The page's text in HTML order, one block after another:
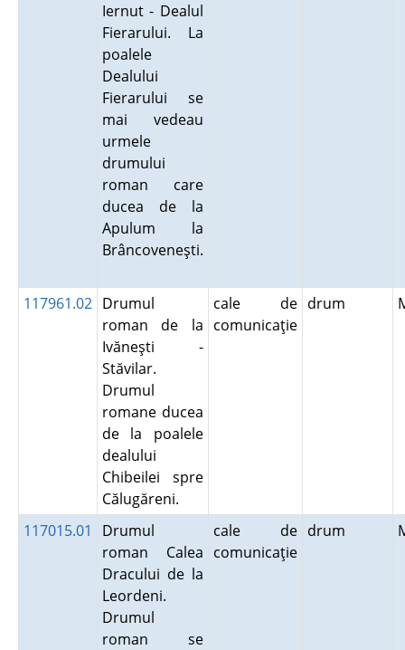
Iernut - Dealul
Fierarului. La
poalele
Dealului
Fierarului se
mai vedeau
urmele
drumului
roman care
ducea de la
Apulum la
Brâncoveneşti.
117961.02 Drumul
roman de la
Ivăneşti -
Stăvilar.
Drumul
romane ducea
de la poalele
dealului
Chibeilei spre
Călugăreni.
cale de
comunicaţie
drum
117015.01
Drumul
roman Calea
Dracului de la
Leordeni.
Drumul
roman se
cale de
comunicaţie
drum